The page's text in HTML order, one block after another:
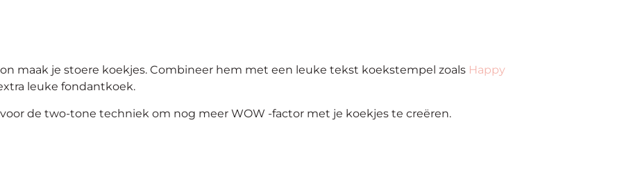
maak je stoere koekjes. Combineer hem met een leuke tekst koekstempel zoals Happy
leuke fondantkoek.
de two-tone techniek om nog meer WOW -factor met je koekjes te creëren.